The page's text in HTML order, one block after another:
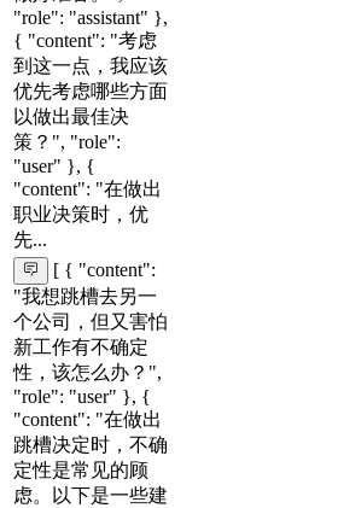
"role": "assistant" },
{ "content": "考虑
到这一点，我应该
优先考虑哪些方面
以做出最佳决
策？", "role":
"user" }, {
"content": "在做出
职业决策时，优
先...
[ { "content":
"我想跳槽去另一
个公司，但又害怕
新工作有不确定
性，该怎么办？",
"role": "user" }, {
"content": "在做出
跳槽决定时，不确
定性是常见的顾
虑。以下是一些建